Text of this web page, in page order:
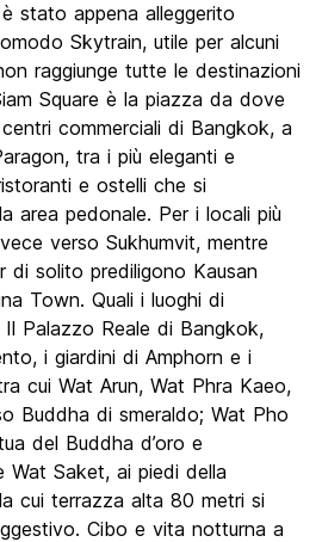
8.6
stato appena alleggerito
Skytrain, utile per alcuni
raggiunge tutte le destinazioni
Square è la piazza da dove
commerciali di Bangkok, a
tra i più eleganti e
e ostelli che si
area pedonale. Per i locali più
verso Sukhumvit, mentre
di solito prediligono Kausan
Town. Quali i luoghi di
Palazzo Reale di Bangkok,
i giardini di Amphorn e i
cui Wat Arun, Wat Phra Kaeo,
Buddha di smeraldo; Wat Pho
del Buddha d’oro e
Wat Saket, ai piedi della
cui terrazza alta 80 metri si
Cibo e vita notturna a